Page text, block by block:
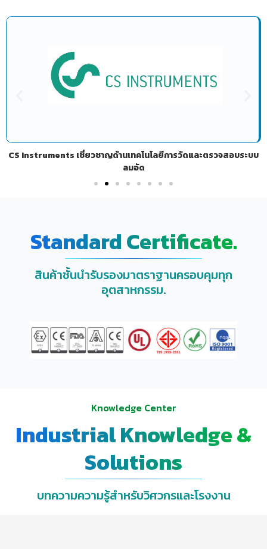
CS Instruments เชี่ยวชาญด้านเทคโนโลยีการวัดและตรวจสอบระบบ
ลมอัด
Standard Certificate.
สินค้าชั้นนำรับรองมาตราฐานครอบคุมทุก
อุตสาหกรรม.
Knowledge Center
Industrial Knowledge &
Solutions
บทความความรู้สำหรับวิศวกรและโรงงาน